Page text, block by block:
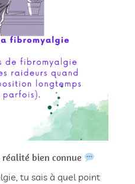
bien connue
tu sais à quel point